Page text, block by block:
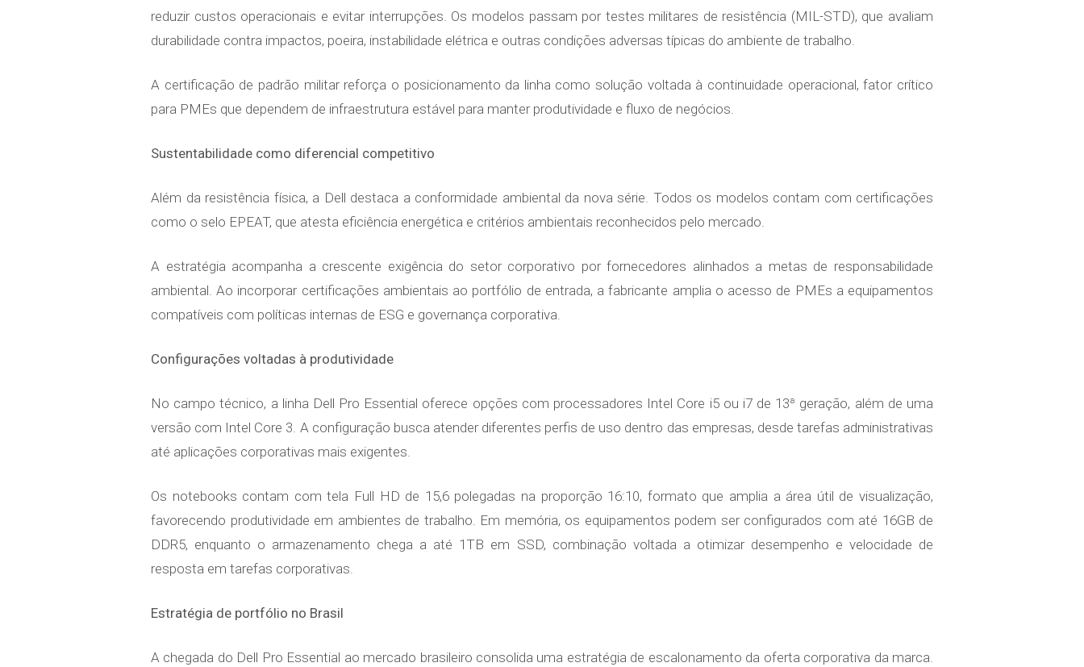
reduzir custos operacionais e evitar interrupções. Os modelos passam por testes militares de resistência (MIL-STD), que avaliam
durabilidade contra impactos, poeira, instabilidade elétrica e outras condições adversas típicas do ambiente de trabalho.
A certificação de padrão militar reforça o posicionamento da linha como solução voltada à continuidade operacional, fator crítico
para PMEs que dependem de infraestrutura estável para manter produtividade e fluxo de negócios.
Sustentabilidade como diferencial competitivo
Além da resistência física, a Dell destaca a conformidade ambiental da nova série. Todos os modelos contam com certificações
como o selo EPEAT, que atesta eficiência energética e critérios ambientais reconhecidos pelo mercado.
A estratégia acompanha a crescente exigência do setor corporativo por fornecedores alinhados a metas de responsabilidade
ambiental. Ao incorporar certificações ambientais ao portfólio de entrada, a fabricante amplia o acesso de PMEs a equipamentos
compatíveis com políticas internas de ESG e governança corporativa.
Configurações voltadas à produtividade
No campo técnico, a linha Dell Pro Essential oferece opções com processadores Intel Core i5 ou i7 de 13ª geração, além de uma
versão com Intel Core 3. A configuração busca atender diferentes perfis de uso dentro das empresas, desde tarefas administrativas
até aplicações corporativas mais exigentes.
Os notebooks contam com tela Full HD de 15,6 polegadas na proporção 16:10, formato que amplia a área útil de visualização,
favorecendo produtividade em ambientes de trabalho. Em memória, os equipamentos podem ser configurados com até 16GB de
DDR5, enquanto o armazenamento chega a até 1TB em SSD, combinação voltada a otimizar desempenho e velocidade de
resposta em tarefas corporativas.
Estratégia de portfólio no Brasil
A chegada do Dell Pro Essential ao mercado brasileiro consolida uma estratégia de escalonamento da oferta corporativa da marca.